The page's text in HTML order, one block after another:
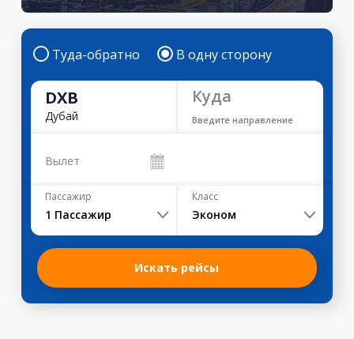
Туда-обратно В одну сторону
DXB
Дубай
Куда
Введите направление
Вылет
Пассажир
1 Пассажир
Класс
Эконом
Искать рейсы